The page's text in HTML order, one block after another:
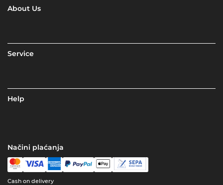
About Us
Service
Help
Načini plaćanja
Cash on delivery